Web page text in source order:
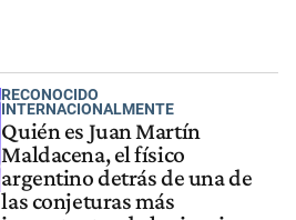
RECONOCIDO
INTERNACIONALMENTE
Quién es Juan Martín
Maldacena, el físico
argentino detrás de una de
las conjeturas más